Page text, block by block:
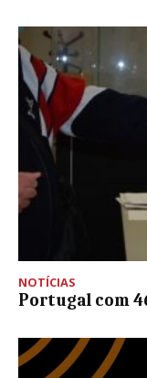
NOTÍCIAS
Portugal com